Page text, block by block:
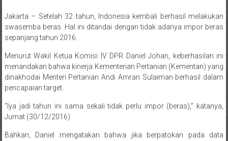
Jakarta – Setelah 32 tahun, Indonesia kembali berhasil melakukan
swasemba beras. Hal ini ditandai dengan tidak adanya impor beras
sepanjang tahun 2016.
Menurut Wakil Ketua Komisi IV DPR Daniel Johan, keberhasilan ini
menandakan bahwa kinerja Kementerian Pertanian (Kementan) yang
dinakhodai Menteri Pertanian Andi Amran Sulaiman berhasil dalam
pencapaian target.
“Iya jadi tahun ini sama sekali tidak perlu impor (beras),” katanya,
Jumat (30/12/2016)
Bahkan, Daniel mengatakan bahwa jika berpatokan pada data